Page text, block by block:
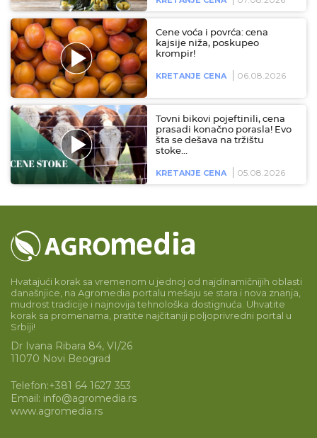
Cene voća i povrća: cena
kajsije niža, poskupeo
krompir!
KRETANJE CENA 06.08.2026
Tovni bikovi pojeftinili, cena
prasadi konačno porasla! Evo
šta se dešava na tržištu
stoke…
KRETANJE CENA 05.08.2026
Hvatajući korak sa vremenom u jednoj od najdinamičnijih oblasti
današnjice, na Agromedia portalu mešaju se stara i nova znanja,
mudrost tradicije i najnovija tehnološka dostignuća. Uhvatite
korak sa promenama, pratite najčitaniji poljoprivredni portal u
Srbiji!
Dr Ivana Ribara 84, VI/26
11070 Novi Beograd
Telefon:+381 64 1627 353
Email: info@agromedia.rs
www.agromedia.rs